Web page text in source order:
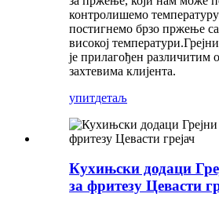
контролишемо
постигнемо брзо пржење
високој температури.
је прилагођен различитим
захтевима клијента.
упитдетаљ
Кухињски додаци
за фритезу Цевасти